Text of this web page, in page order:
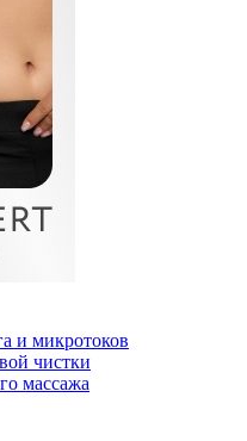
и микротоков
чистки
массажа